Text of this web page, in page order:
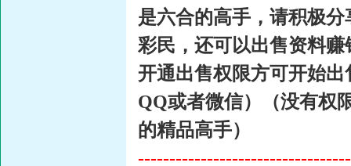
是六合的高手，请积极
彩民，还可以出售资料
开通出售权限方可开始
QQ或者微信）（没有权
的精品高手）